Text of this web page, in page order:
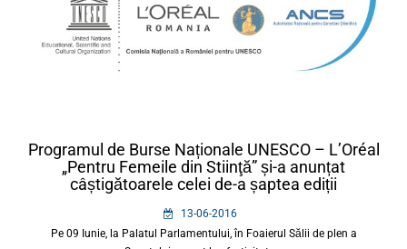
Programul de Burse Naționale UNESCO – L’Oréal
„Pentru Femeile din Stiinţă” și-a anunțat
câștigătoarele celei de-a șaptea ediții
13-06-2016
Pe 09 Iunie, la Palatul Parlamentului, în Foaierul Sălii de plen a